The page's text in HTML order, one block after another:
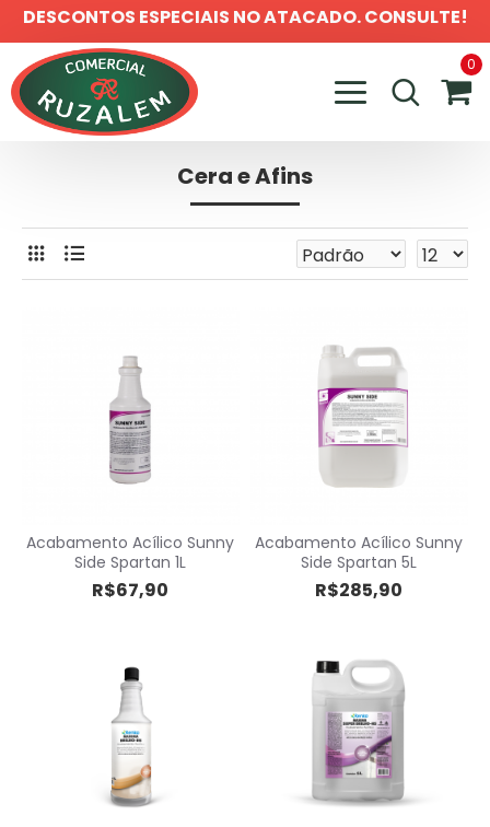
DESCONTOS ESPECIAIS NO ATACADO. CONSULTE!
0
Cera e Afins
Acabamento Acílico Sunny
Side Spartan 1L
R$67,90
Acabamento Acílico Sunny
Side Spartan 5L
R$285,90